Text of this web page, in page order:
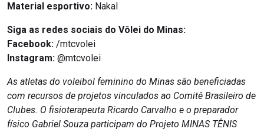
Material esportivo: Nakal
Siga as redes sociais do Vôlei do Minas:
Facebook: /mtcvolei
Instagram: @mtcvolei
As atletas do voleibol feminino do Minas são beneficiadas
com recursos de projetos vinculados ao Comitê Brasileiro de
Clubes. O fisioterapeuta Ricardo Carvalho e o preparador
físico Gabriel Souza participam do Projeto MINAS TÊNIS